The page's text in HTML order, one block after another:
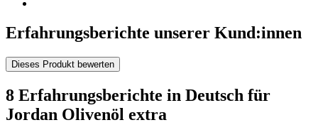
Erfahrungsberichte unserer Kund:innen
Dieses Produkt bewerten
8 Erfahrungsberichte in Deutsch für
Jordan Olivenöl extra